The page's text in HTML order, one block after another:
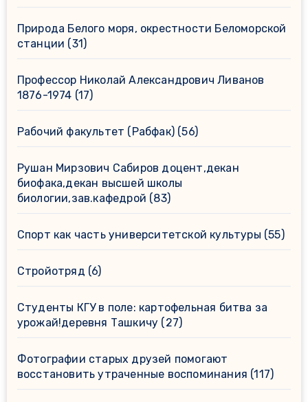
Природа Белого моря, окрестности Беломорской
станции (31)
Профессор Николай Александрович Ливанов
1876-1974 (17)
Рабочий факультет (Рабфак)(56)
Рушан Мирзович Сабиров доцент,декан
биофака,декан высшей школы
биологии,зав.кафедрой (83)
Спорт как часть университетской культуры (55)
Стройотряд (6)
Студенты КГУ в поле: картофельная битва за
урожай!деревня Ташкичу (27)
Фотографии старых друзей помогают
восстановить утраченные воспоминания (117)